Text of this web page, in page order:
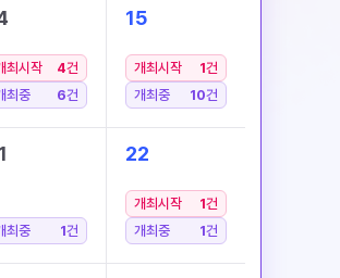
최시작 4건
최중
6건
15
개최시작 1건
개최중
10건
최중 1건
22
개최시작 1건
개최중
1건